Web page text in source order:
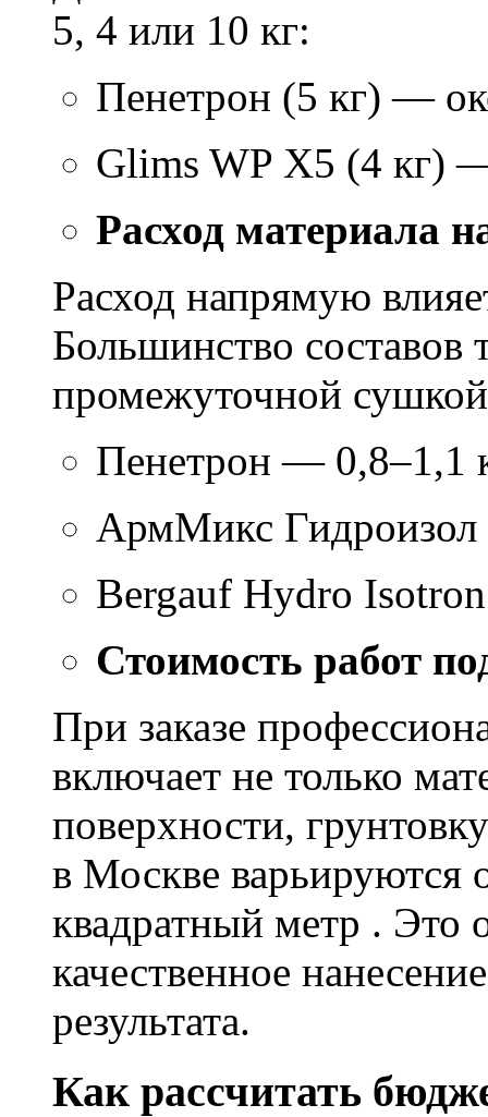
5, 4 или 10 кг:
Пенетрон (5 кг) —
Glims WP X5 (4 кг)
Расход материала
Расход напрямую
Большинство составов
промежуточной
Пенетрон — 0,8–1,1
АрмМикс
Bergauf Hydro
Стоимость работ
При заказе
включает не только
поверхности,
в Москве варьируются
квадратный метр . Это
качественное
результата.
Как рассчитать